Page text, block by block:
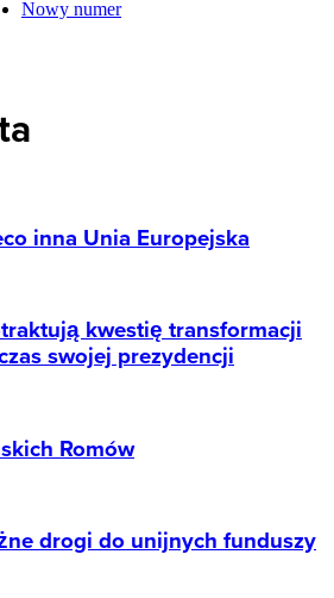
Nowy numer
inna Unia Europejska
kwestię transformacji
swojej prezydencji
Romów
drogi do unijnych funduszy